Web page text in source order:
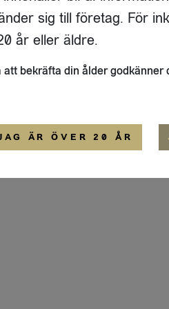
17 A
STOCKHOLM
ALLMÄNNA
sig till företag. För
år eller äldre.
att bekräfta din ålder godkänner
ÄR ÖVER 20 ÅR